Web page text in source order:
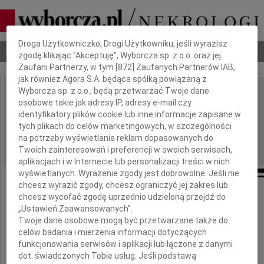
Nekrologi Odeszli Poradnik pogrzebowy
IMIĘ I NAZWISKO:
REGION: Wrocław
DATA EMISJI: 21.05.2010
Panu
Zbigniewowi Golowi
i
Rodzinie
Dbamy o Twoją prywatność
Droga Użytkowniczko, Drogi Użytkowniku, jeśli wyrazisz
zgodę klikając "Akceptuję", Wyborcza sp. z o.o. oraz jej
Zaufani Partnerzy, w tym [872 ] Zaufanych Partnerów IAB,
jak również Agora S.A. będąca spółką powiązaną z
Wyborcza sp. z o.o., będą przetwarzać Twoje dane
osobowe takie jak adresy IP, adresy e-mail czy
identyfikatory plików cookie lub inne informacje zapisane w
tych plikach do celów marketingowych, w szczególności
na potrzeby wyświetlania reklam dopasowanych do
Twoich zainteresowań i preferencji w swoich serwisach,
aplikacjach i w Internecie lub personalizacji treści w nich
wyświetlanych. Wyrażenie zgody jest dobrowolne. Jeśli nie
chcesz wyrazić zgody, chcesz ograniczyć jej zakres lub
chcesz wycofać zgodę uprzednio udzieloną przejdź do
„Ustawień Zaawansowanych”.
Twoje dane osobowe mogą być przetwarzane także do
celów badania i mierzenia informacji dotyczących
funkcjonowania serwisów i aplikacji lub łączone z danymi
dot. świadczonych Tobie usług. Jeśli podstawą